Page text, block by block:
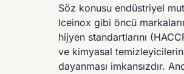
Söz konusu endüstriyel
Iceinox gibi öncü
hijyen standartlarını
ve kimyasal
dayanması imkansızdır.